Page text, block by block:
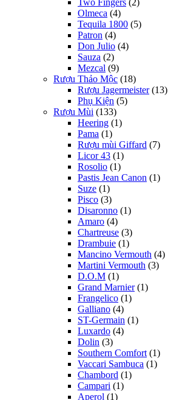
Olmeca (4)
Tequila 1800 (5)
Patron (4)
Don Julio (4)
Sauza (2)
Mezcal (9)
Rượu Thảo Mộc (18)
Rượu Jagermeister (13)
Phụ Kiện (5)
Rượu Mùi (133)
Heering (1)
Pama (1)
Rượu mùi Giffard (7)
Licor 43 (1)
Rosolio (1)
Pastis Jean Canon (1)
Suze (1)
Pisco (3)
Disaronno (1)
Amaro (4)
Chartreuse (3)
Drambuie (1)
Mancino Vermouth (4)
Martini Vermouth (3)
D.O.M (1)
Grand Marnier (1)
Frangelico (1)
Galliano (4)
ST-Germain (1)
Luxardo (4)
Dolin (3)
Southern Comfort (1)
Vaccari Sambuca (1)
Chambord (1)
Campari (1)
Aperol (1)